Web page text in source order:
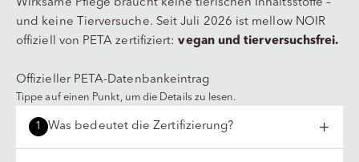
Wirksame Pflege braucht keine tierischen Inhaltsstoffe –
und keine Tierversuche. Seit Juli 2026 ist mellow NOIR
offiziell von PETA zertifiziert:vegan und tierversuchsfrei.
Offizieller PETA-Datenbankeintrag
Tippe auf einen Punkt, um die Details zu lesen.
1 Was bedeutet die Zertifizierung?